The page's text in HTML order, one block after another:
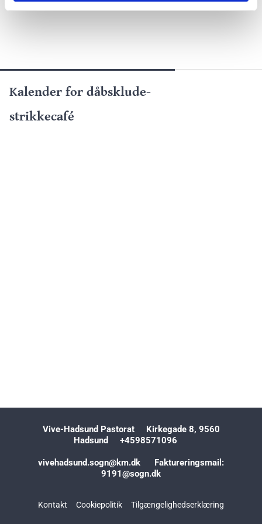
Kalender for dåbsklude-
strikkecafé
Vive-Hadsund Pastorat Kirkegade 8, 9560
Hadsund +4598571096
vivehadsund.sogn@km.dk Faktureringsmail:
9191@sogn.dk
Kontakt Cookiepolitik Tilgængelighedserklæring